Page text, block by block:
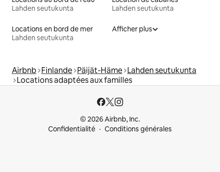
Lahden seutukunta
Lahden seutukunta
Locations en bord de mer
Lahden seutukunta
Afficher plus
Airbnb Finlande Päijät-Häme Lahden seutukunta
Locations adaptées aux familles
© 2026 Airbnb, Inc.
Confidentialité
Conditions générales